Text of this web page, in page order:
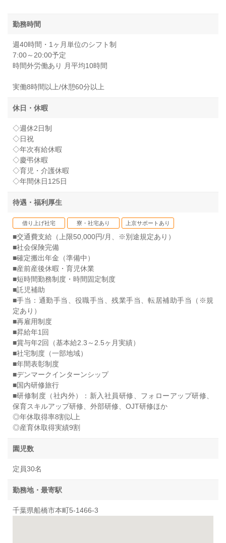
勤務時間
週40時間・1ヶ月単位のシフト制
7:00～20:00予定
時間外労働あり 月平均10時間
実働8時間以上/休憩60分以上
休日・休暇
◇週休2日制
◇日祝
◇年次有給休暇
◇慶弔休暇
◇育児・介護休暇
◇年間休日125日
待遇・福利厚生
借り上げ社宅 寮・社宅あり 上京サポートあり
■交通費支給（上限50,000円/月、※別途規定あり）
■社会保険完備
■確定搬出年金（準備中）
■産前産後休暇・育児休業
■短時間勤務制度・時間固定制度
■託児補助
■手当：通勤手当、役職手当、残業手当、転居補助手当（※規
定あり）
■再雇用制度
■昇給年1回
■賞与年2回（基本給2.3～2.5ヶ月実績）
■社宅制度（一部地域）
■年間表彰制度
■デンマークインターンシップ
■国内研修旅行
■研修制度（社内外）：新入社員研修、フォローアップ研修、
保育スキルアップ研修、外部研修、OJT研修ほか
◎年休取得率8割以上
◎産育休取得実績9割
園児数
定員30名
勤務地・最寄駅
千葉県船橋市本町5-1466-3